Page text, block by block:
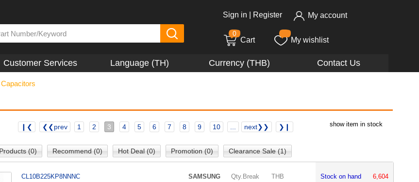
Sign in Register My account
0
Cart My wishlist
Customer Services Language (TH) Currency (THB) Contact Us
❙❮ ❮❮prev 1 2 3 4 5 6 7 8 9 10 next❯❯ ❯❙ show item in stock
(0) Recommend (0) Hot Deal (0) Promotion (0) Clearance Sale (1)
CL10B225KP8NNNC
SAMSUNG
Qty.Break
THB
Stock on hand 6,604